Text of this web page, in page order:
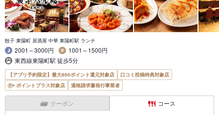
餃子 東陽町 居酒屋 中華 東陽町駅 ランチ
2001～3000円
1001～1500円
東西線東陽町駅 徒歩5分
【アプリ予約限定】最大800ポイント還元対象店
口コミ投稿特典対象店
ポイントプラス対象店
適格請求書発行事業者
クーポン コース